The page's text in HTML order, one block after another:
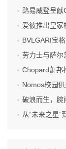
路易威登呈
爱彼推出皇家橡
BVLGARI宝格丽
劳力士与萨尔
Chopard萧邦推
Nomos校园俱乐部
破浪而生，腕
从“未来之星”到